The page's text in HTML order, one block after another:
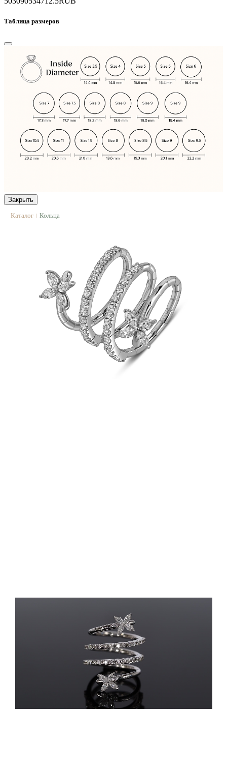
Таблица размеров
Закрыть
Каталог | Кольца